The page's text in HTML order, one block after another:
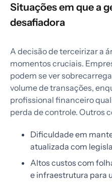
Situações em que a
desafiadora
A decisão de terceirizar a
momentos cruciais.
podem se ver
volume de transações,
profissional financeiro
perda de controle. Outros
Dificuldade em
atualizada com
Altos custos com
e infraestrutura para